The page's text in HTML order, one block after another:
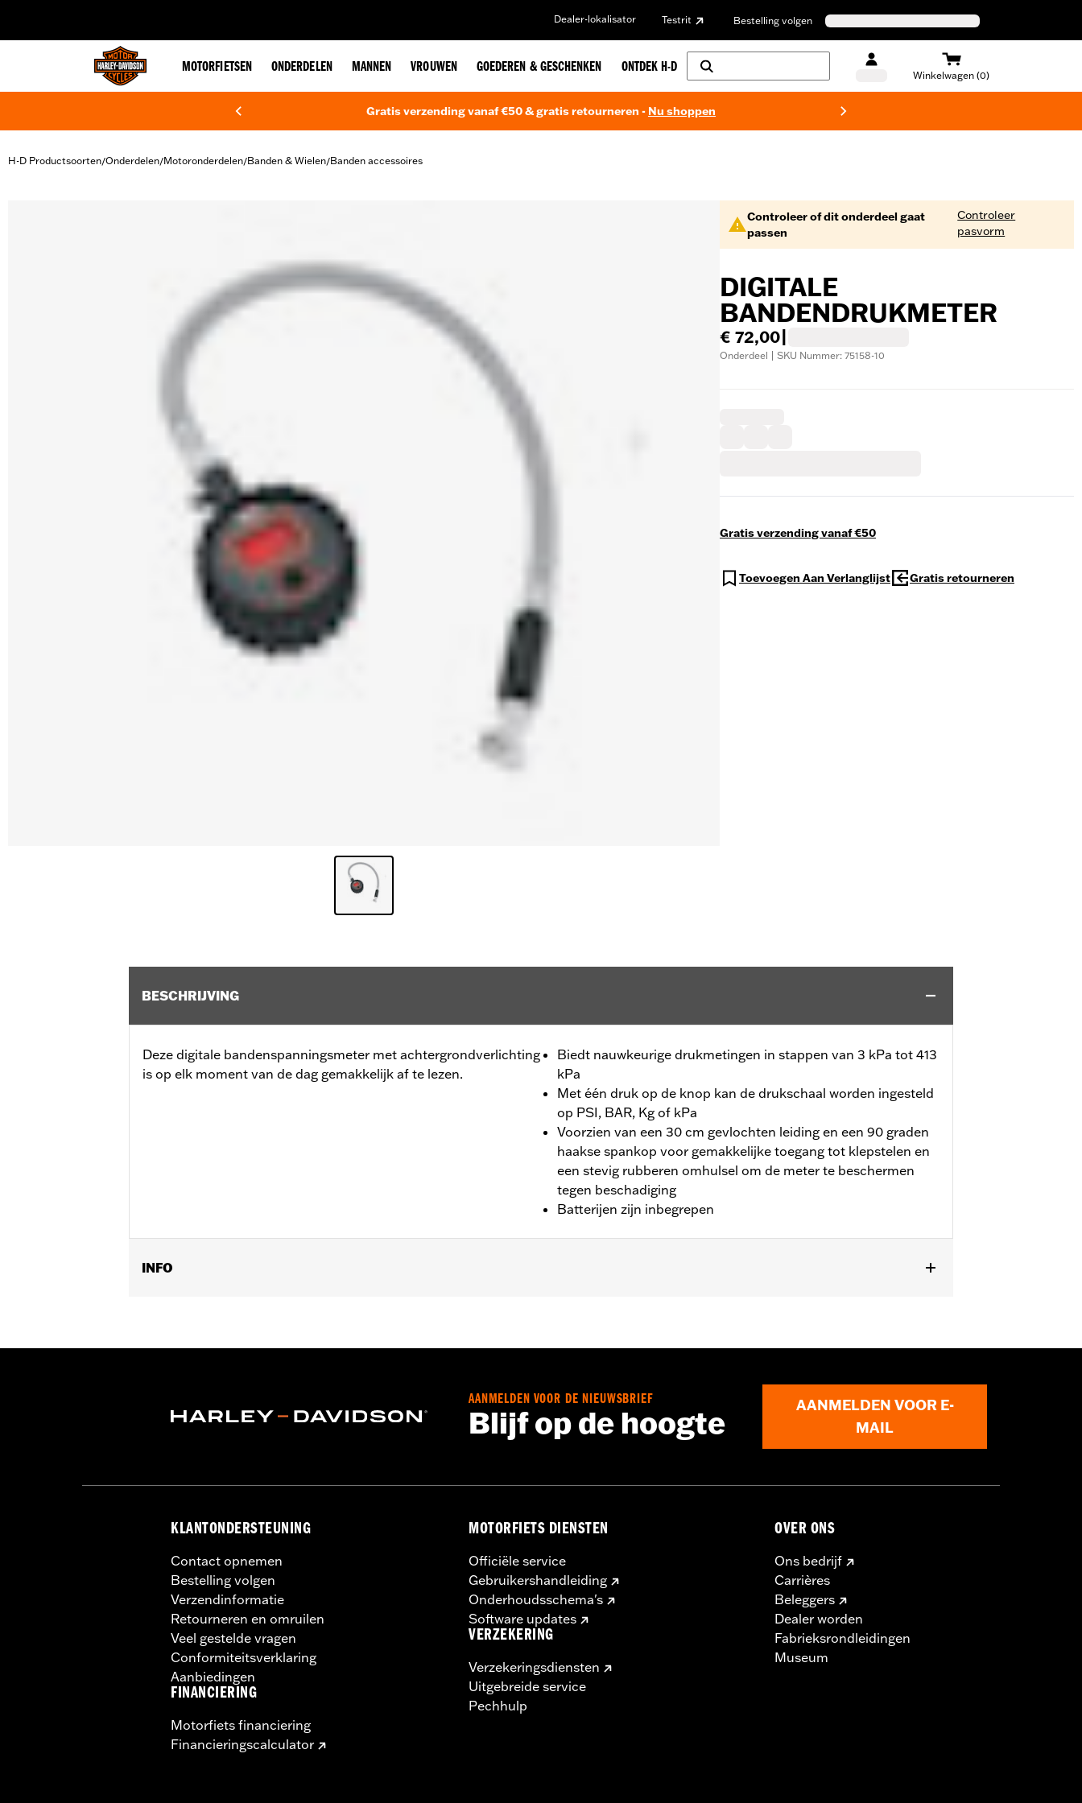
Dealer-lokalisator Testrit Bestelling volgen
MOTORFIETSEN ONDERDELEN MANNEN VROUWEN GOEDEREN & GESCHENKEN ONTDEK H-D
Winkelwagen (0)
Gratis verzending vanaf €50 & gratis retourneren - Nu shoppen
H-D Productsoorten/Onderdelen/Motoronderdelen/Banden & Wielen/Banden accessoires
Controleer of dit onderdeel gaat
passen
Controleer
pasvorm
DIGITALE
BANDENDRUKMETER
€ 72,00
Onderdeel | SKU Nummer: 75158-10
Gratis verzending vanaf €50
Toevoegen Aan Verlanglijst Gratis retourneren
BESCHRIJVING
Deze digitale bandenspanningsmeter met achtergrondverlichting
is op elk moment van de dag gemakkelijk af te lezen.
Biedt nauwkeurige drukmetingen in stappen van 3 kPa tot 413
kPa
Met één druk op de knop kan de drukschaal worden ingesteld
op PSI, BAR, Kg of kPa
Voorzien van een 30 cm gevlochten leiding en een 90 graden
haakse spankop voor gemakkelijke toegang tot klepstelen en
een stevig rubberen omhulsel om de meter te beschermen
tegen beschadiging
Batterijen zijn inbegrepen
INFO
Per stuk verkocht:Elk
AANMELDEN VOOR DE NIEUWSBRIEF
Blijf op de hoogte
AANMELDEN VOOR E-
MAIL
KLANTONDERSTEUNING
Contact opnemen
Bestelling volgen
Verzendinformatie
Retourneren en omruilen
Veel gestelde vragen
Conformiteitsverklaring
Aanbiedingen
FINANCIERING
Motorfiets financiering
Financieringscalculator
MOTORFIETS DIENSTEN
Officiële service
Gebruikershandleiding
Onderhoudsschema's
Software updates
VERZEKERING
Verzekeringsdiensten
Uitgebreide service
Pechhulp
OVER ONS
Ons bedrijf
Carrières
Beleggers
Dealer worden
Fabrieksrondleidingen
Museum